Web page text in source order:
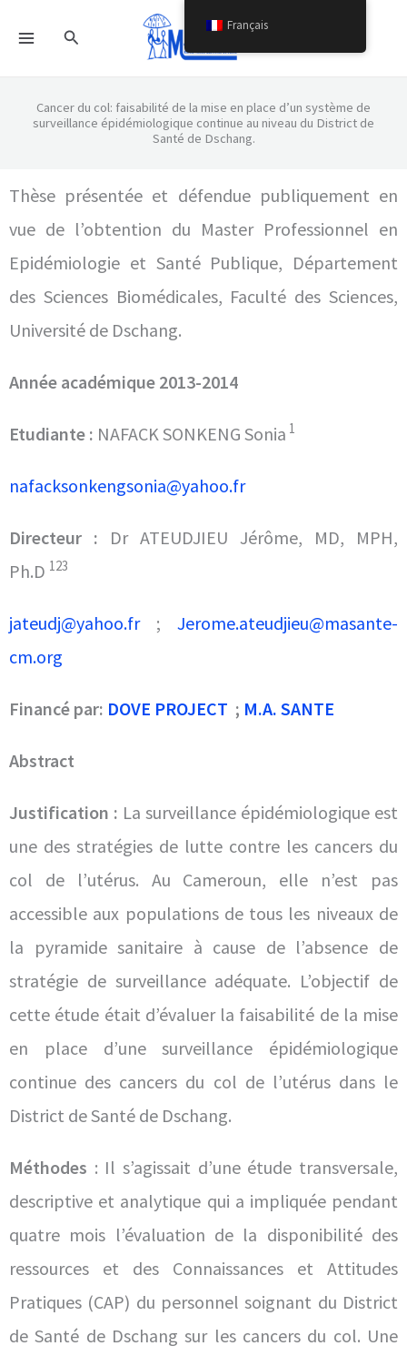
Rechercher
Cancer du col: faisabilité de la mise en place d’un système de
surveillance épidémiologique continue au niveau du District de
Santé de Dschang.
Thèse présentée et défendue publiquement en
vue de l’obtention du Master Professionnel en
Epidémiologie et Santé Publique, Département
des Sciences Biomédicales, Faculté des Sciences,
Université de Dschang.
Année académique 2013-2014
Etudiante : NAFACK SONKENG Sonia 1
nafacksonkengsonia@yahoo.fr
Directeur : Dr ATEUDJIEU Jérôme, MD, MPH,
Ph.D 123
jateudj@yahoo.fr; Jerome.ateudjieu@masante-
cm.org
Financé par: DOVE PROJECT ; M.A. SANTE
Abstract
Justification : La surveillance épidémiologique est
une des stratégies de lutte contre les cancers du
col de l’utérus. Au Cameroun, elle n’est pas
accessible aux populations de tous les niveaux de
la pyramide sanitaire à cause de l’absence de
stratégie de surveillance adéquate. L’objectif de
cette étude était d’évaluer la faisabilité de la mise
en place d’une surveillance épidémiologique
continue des cancers du col de l’utérus dans le
District de Santé de Dschang.
Méthodes : Il s’agissait d’une étude transversale,
descriptive et analytique qui a impliquée pendant
quatre mois l’évaluation de la disponibilité des
ressources et des Connaissances et Attitudes
Pratiques (CAP) du personnel soignant du District
de Santé de Dschang sur les cancers du col. Une
Français